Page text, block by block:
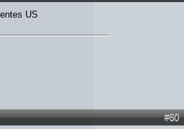
US
#60